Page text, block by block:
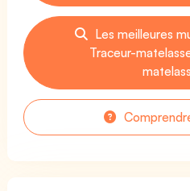
Les meilleures
Traceur-